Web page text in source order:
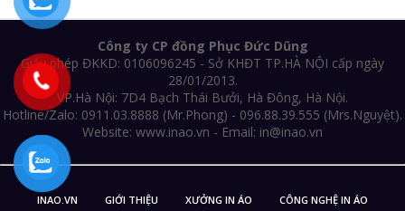
Công ty CP đồng Phục Đức Dũng
Giấy phép ĐKKD: 0106096245 - Sở KHĐT TP.HÀ NỘI cấp ngày
28/01/2013.
VP.Hà Nội: 7D4 Bạch Thái Bưởi, Hà Đông, Hà Nội.
Hotline/Zalo: 0911.03.8888 (Mr.Phong) - 096.88.39.555 (Mrs.Nguyệt).
Website: www.inao.vn - Email: in@inao.vn
INAO.VN GIỚI THIỆU XƯỞNG IN ÁO CÔNG NGHỆ IN ÁO